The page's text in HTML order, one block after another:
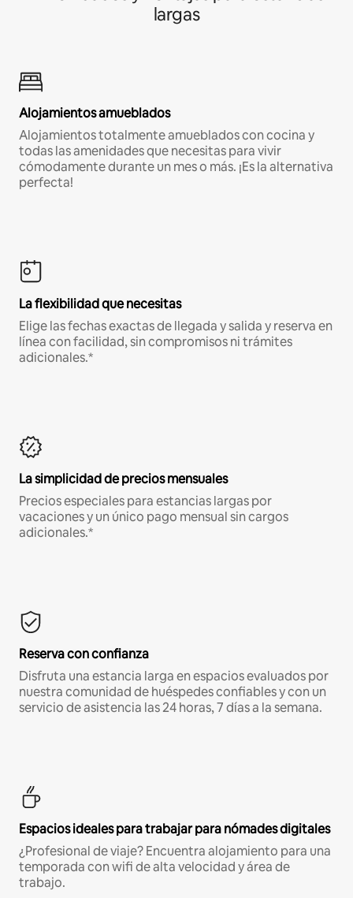
largas
Alojamientos amueblados
Alojamientos totalmente amueblados con cocina y
todas las amenidades que necesitas para vivir
cómodamente durante un mes o más. ¡Es la alternativa
perfecta!
La flexibilidad que necesitas
Elige las fechas exactas de llegada y salida y reserva en
línea con facilidad, sin compromisos ni trámites
adicionales.*
La simplicidad de precios mensuales
Precios especiales para estancias largas por
vacaciones y un único pago mensual sin cargos
adicionales.*
Reserva con confianza
Disfruta una estancia larga en espacios evaluados por
nuestra comunidad de huéspedes confiables y con un
servicio de asistencia las 24 horas, 7 días a la semana.
Espacios ideales para trabajar para nómades digitales
¿Profesional de viaje? Encuentra alojamiento para una
temporada con wifi de alta velocidad y área de
trabajo.